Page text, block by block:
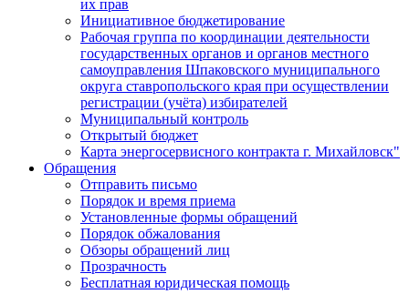
их прав
Инициативное бюджетирование
Рабочая группа по координации деятельности
государственных органов и органов местного
самоуправления Шпаковского муниципального
округа ставропольского края при осуществлении
регистрации (учёта) избирателей
Муниципальный контроль
Открытый бюджет
Карта энергосервисного контракта г. Михайловск"
Обращения
Отправить письмо
Порядок и время приема
Установленные формы обращений
Порядок обжалования
Обзоры обращений лиц
Прозрачность
Бесплатная юридическая помощь